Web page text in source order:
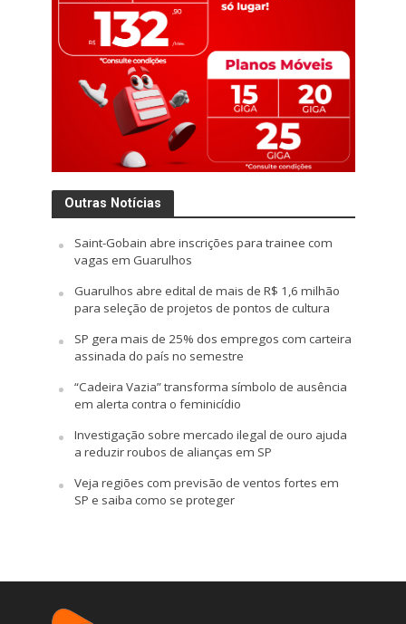
Outras Notícias
Saint-Gobain abre inscrições para trainee com
vagas em Guarulhos
Guarulhos abre edital de mais de R$ 1,6 milhão
para seleção de projetos de pontos de cultura
SP gera mais de 25% dos empregos com carteira
assinada do país no semestre
“Cadeira Vazia” transforma símbolo de ausência
em alerta contra o feminicídio
Investigação sobre mercado ilegal de ouro ajuda
a reduzir roubos de alianças em SP
Veja regiões com previsão de ventos fortes em
SP e saiba como se proteger